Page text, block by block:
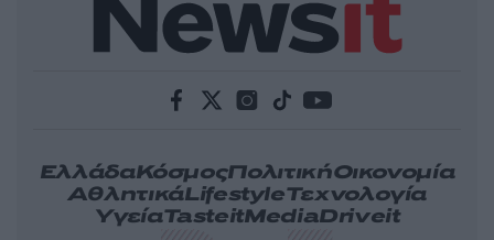
ΕλλάδαΚόσμοςΠολιτικήΟικονομία
ΑθλητικάLifestyleΤεχνολογία
ΥγείαTasteitMediaDriveit